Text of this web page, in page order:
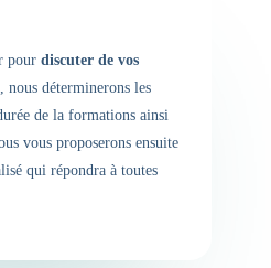
pour discuter de vos
nous déterminerons les
de la formations ainsi
vous proposerons ensuite
qui répondra à toutes